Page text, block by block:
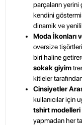
parçaların yerini
kendini
dinamik ve
Moda İkonları
oversize
biri haline
sokak giyim
kitleler
Cinsiyetler
kullanıcılar için
tshirt modelleri
yapmadan her